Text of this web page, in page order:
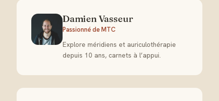
Damien Vasseur
Passionné de MTC
Explore méridiens et auriculothérapie
depuis 10 ans, carnets à l’appui.